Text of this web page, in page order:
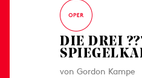
DIE DREI
von Gordon Kampe